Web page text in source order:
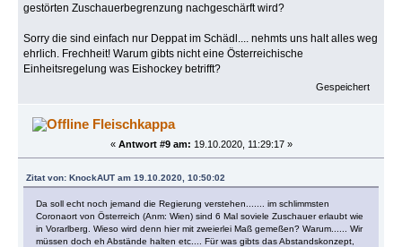
gestörten Zuschauerbegrenzung nachgeschärft wird?
Sorry die sind einfach nur Deppat im Schädl.... nehmts uns halt alles weg
ehrlich. Frechheit! Warum gibts nicht eine Österreichische
Einheitsregelung was Eishockey betrifft?
Gespeichert
Fleischkappa
« Antwort #9 am: 19.10.2020, 11:29:17 »
Zitat von: KnockAUT am 19.10.2020, 10:50:02
Da soll echt noch jemand die Regierung verstehen....... im schlimmsten
Coronaort von Österreich (Anm: Wien) sind 6 Mal soviele Zuschauer erlaubt wie
in Vorarlberg. Wieso wird denn hier mit zweierlei Maß gemeßen? Warum...... Wir
müssen doch eh Abstände halten etc.... Für was gibts das Abstandskonzept,